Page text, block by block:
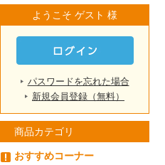
ようこそ ゲスト 様
パスワードを忘れた場合
新規会員登録（無料）
商品カテゴリ
おすすめコーナー